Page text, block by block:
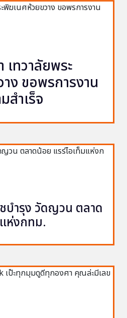
ทวาลัยพระ
ง ขอพรการงาน
สำเร็จ
บำรุง วัดญวน ตลาด
ห่งกทม.